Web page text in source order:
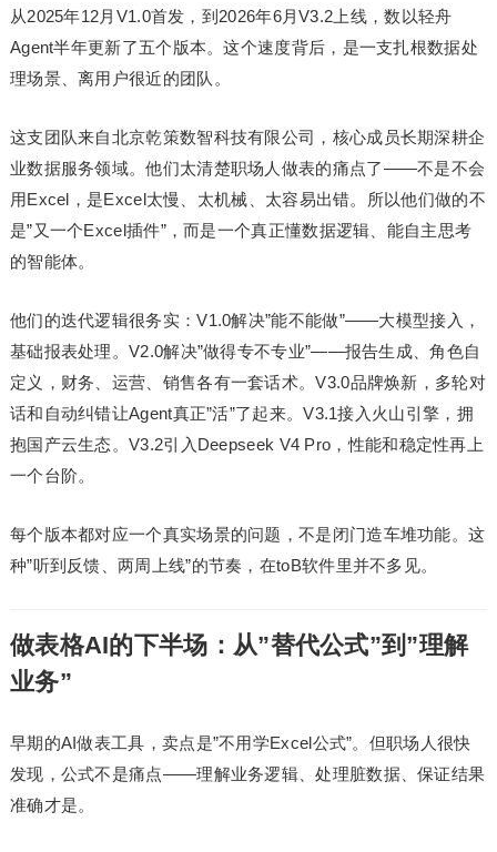
从2025年12月V1.0首发，到2026年6月V3.2上线，数以轻舟
Agent半年更新了五个版本。这个速度背后，是一支扎根数据处
理场景、离用户很近的团队。
这支团队来自北京乾策数智科技有限公司，核心成员长期深耕企
业数据服务领域。他们太清楚职场人做表的痛点了——不是不会
用Excel，是Excel太慢、太机械、太容易出错。所以他们做的不
是”又一个Excel插件”，而是一个真正懂数据逻辑、能自主思考
的智能体。
他们的迭代逻辑很务实：V1.0解决”能不能做”——大模型接入，
基础报表处理。V2.0解决”做得专不专业”——报告生成、角色自
定义，财务、运营、销售各有一套话术。V3.0品牌焕新，多轮对
话和自动纠错让Agent真正”活”了起来。V3.1接入火山引擎，拥
抱国产云生态。V3.2引入Deepseek V4 Pro，性能和稳定性再上
一个台阶。
每个版本都对应一个真实场景的问题，不是闭门造车堆功能。这
种”听到反馈、两周上线”的节奏，在toB软件里并不多见。
做表格AI的下半场：从”替代公式”到”理解
业务”
早期的AI做表工具，卖点是”不用学Excel公式”。但职场人很快
发现，公式不是痛点——理解业务逻辑、处理脏数据、保证结果
准确才是。